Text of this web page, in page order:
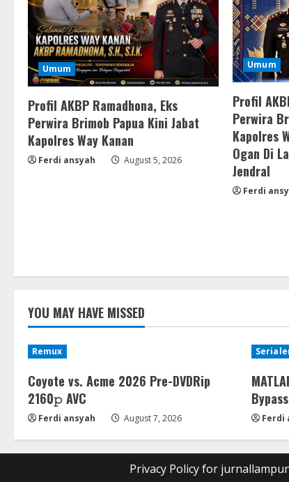
Umum
Profil AKBP Ramadhona, Eks
Perwira Brimob Papua Kini Jabat
Kapolres Way Kanan
Ferdi ansyah August 5, 2026
Umum
Profil
Perwira
Kapolres
Ogan Di
Jendral
Ferdi
YOU MAY HAVE MISSED
Remux
Coyote vs. Acme 2026 Pre-DVDRip
2160𝚙 AVC
Ferdi ansyah August 7, 2026
Bypass
Ferdi
Privacy Policy for